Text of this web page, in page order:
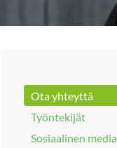
Ota yhteyttä
Työntekijät
Sosiaalinen media